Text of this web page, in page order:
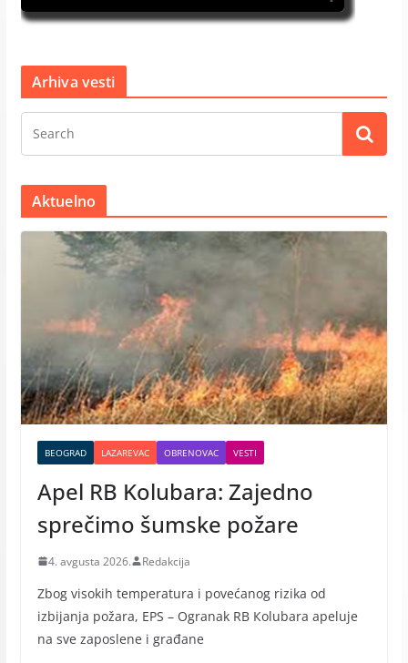
Arhiva vesti
Aktuelno
BEOGRAD LAZAREVAC OBRENOVAC VESTI
Apel RB Kolubara: Zajedno
sprečimo šumske požare
4. avgusta 2026. Redakcija
Zbog visokih temperatura i povećanog rizika od
izbijanja požara, EPS – Ogranak RB Кolubara apeluje
na sve zaposlene i građane